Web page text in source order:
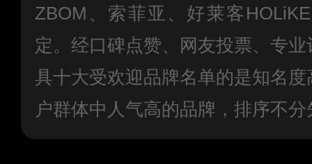
ZBOM、索菲亚、好莱客
定。经口碑点赞、网友投票、专
具十大受欢迎品牌名单的是知名
户群体中人气高的品牌，排序不